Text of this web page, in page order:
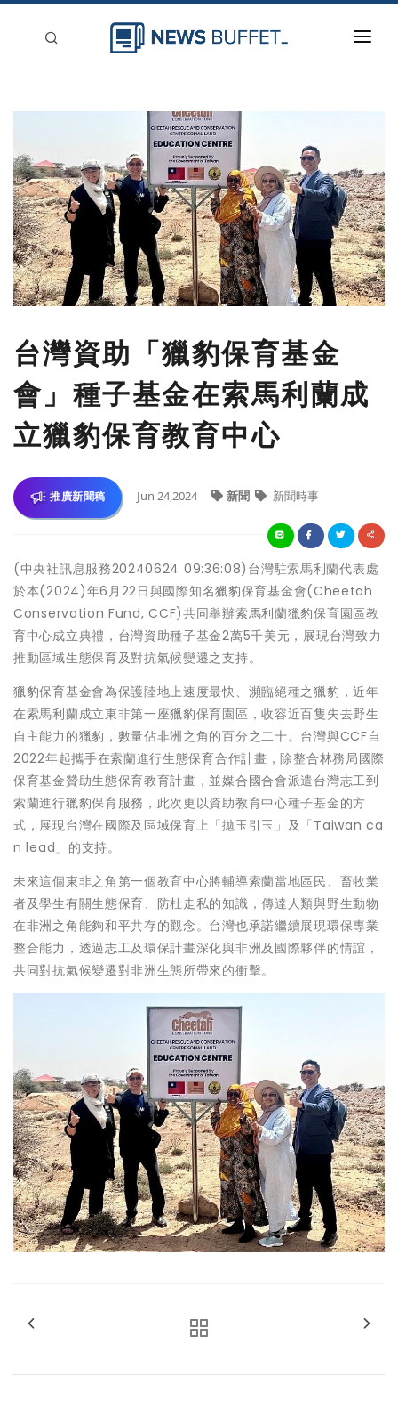
刊登
台灣資助「獵豹保育基金
會」種子基金在索馬利蘭成
立獵豹保育教育中心
推廣新聞稿 Jun 24,2024 新聞 新聞時事
(中央社訊息服務20240624 09:36:08)台灣駐索馬利蘭代表處
於本(2024)年6月22日與國際知名獵豹保育基金會(Cheetah
Conservation Fund, CCF)共同舉辦索馬利蘭獵豹保育園區教
育中心成立典禮，台灣資助種子基金2萬5千美元，展現台灣致力
推動區域生態保育及對抗氣候變遷之支持。
獵豹保育基金會為保護陸地上速度最快、瀕臨絕種之獵豹，近年
在索馬利蘭成立東非第一座獵豹保育園區，收容近百隻失去野生
自主能力的獵豹，數量佔非洲之角的百分之二十。台灣與CCF自
2022年起攜手在索蘭進行生態保育合作計畫，除整合林務局國際
保育基金贊助生態保育教育計畫，並媒合國合會派遣台灣志工到
索蘭進行獵豹保育服務，此次更以資助教育中心種子基金的方
式，展現台灣在國際及區域保育上「拋玉引玉」及「Taiwan ca
n lead」的支持。
未來這個東非之角第一個教育中心將輔導索蘭當地區民、畜牧業
者及學生有關生態保育、防杜走私的知識，傳達人類與野生動物
在非洲之角能夠和平共存的觀念。台灣也承諾繼續展現環保專業
整合能力，透過志工及環保計畫深化與非洲及國際夥伴的情誼，
共同對抗氣候變遷對非洲生態所帶來的衝擊。